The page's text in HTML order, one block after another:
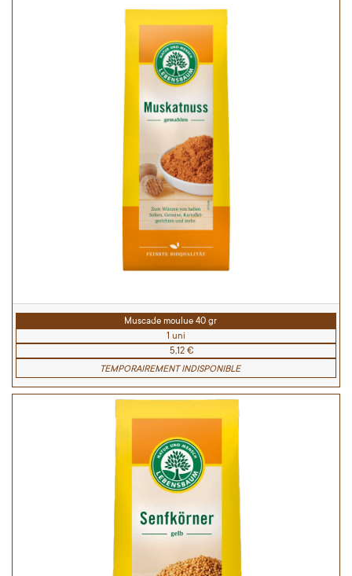
Muscade moulue 40 gr
1 uni
5,12 €
TEMPORAIREMENT INDISPONIBLE